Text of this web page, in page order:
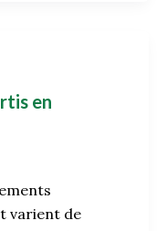
en
varient de